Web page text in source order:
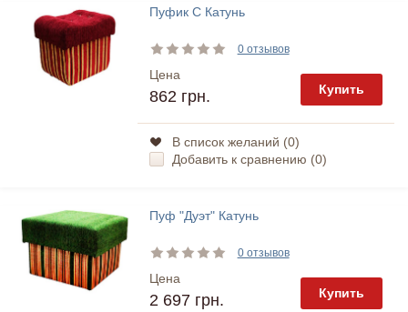
Пуфик С Катунь
0 отзывов
Цена
862 грн. Купить
В список желаний (0)
Добавить к сравнению (0)
Пуф "Дуэт" Катунь
0 отзывов
Цена
2 697 грн. Купить